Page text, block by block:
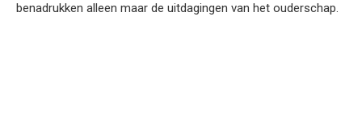
benadrukken alleen maar de uitdagingen van het ouderschap.